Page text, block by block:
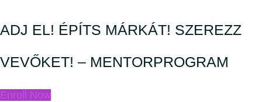
ADJ EL! ÉPÍTS MÁRKÁT! SZEREZZ
VEVŐKET! – MENTORPROGRAM
Enroll Now